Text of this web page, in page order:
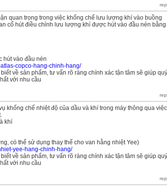
quan trọng trong việc khống chế lưu lượng khí vào buồng
cổ hút điều chỉnh lưu lượng khí được hút vào đầu nén bằng
hút vào đầu nén
copco-hang-chinh-hang/
về sản phẩm, tư vấn rõ ràng chính xác tận tâm sẽ giúp quý
với nhu cầu
khống chế nhiệt độ của dầu và khí trong máy thông qua việc
khí
có thể sử dụng thay thế cho van hằng nhiệt Yee)
yee-hang-chinh-hang/
về sản phẩm, tư vấn rõ ràng chính xác tận tâm sẽ giúp quý
với nhu cầu